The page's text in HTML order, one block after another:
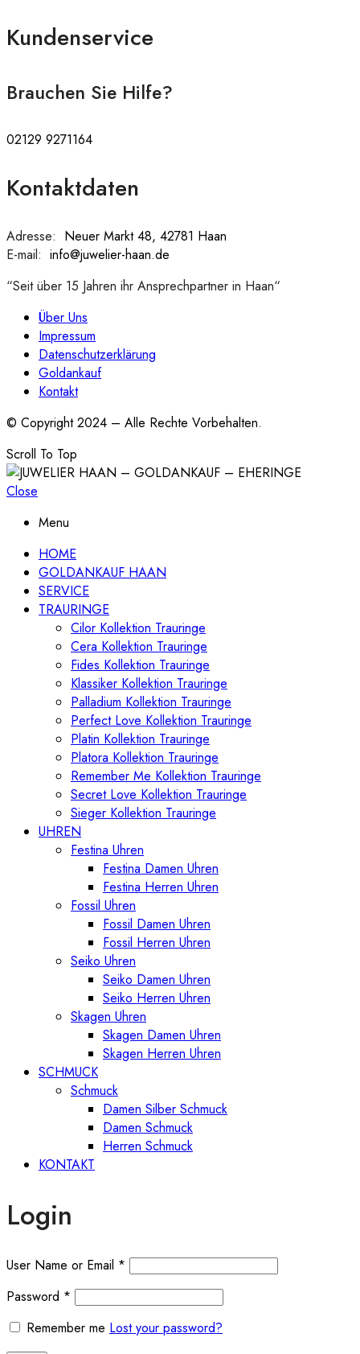
Kundenservice
Brauchen Sie Hilfe?
02129 9271164
Kontaktdaten
Adresse: Neuer Markt 48, 42781 Haan
E-mail: info@juwelier-haan.de
“Seit über 15 Jahren ihr Ansprechpartner in Haan“
Über Uns
Impressum
Datenschutzerklärung
Goldankauf
Kontakt
© Copyright 2024 – Alle Rechte Vorbehalten.
Scroll To Top
Close
Menu
HOME
GOLDANKAUF HAAN
SERVICE
TRAURINGE
Cilor Kollektion Trauringe
Cera Kollektion Trauringe
Fides Kollektion Trauringe
Klassiker Kollektion Trauringe
Palladium Kollektion Trauringe
Perfect Love Kollektion Trauringe
Platin Kollektion Trauringe
Platora Kollektion Trauringe
Remember Me Kollektion Trauringe
Secret Love Kollektion Trauringe
Sieger Kollektion Trauringe
UHREN
Festina Uhren
Festina Damen Uhren
Festina Herren Uhren
Fossil Uhren
Fossil Damen Uhren
Fossil Herren Uhren
Seiko Uhren
Seiko Damen Uhren
Seiko Herren Uhren
Skagen Uhren
Skagen Damen Uhren
Skagen Herren Uhren
SCHMUCK
Schmuck
Damen Silber Schmuck
Damen Schmuck
Herren Schmuck
KONTAKT
Login
User Name or Email *
Password *
Remember me Lost your password?